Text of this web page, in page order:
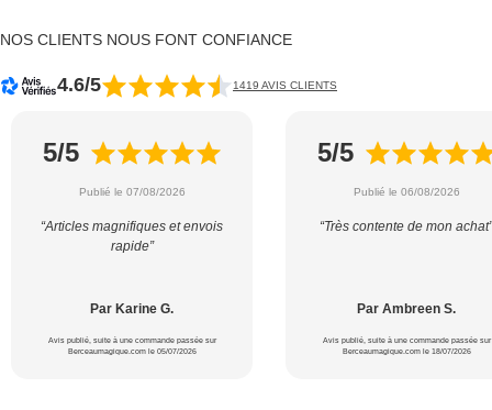
NOS CLIENTS NOUS FONT CONFIANCE
4.6/5 1419 AVIS CLIENTS
5/5
Publié le 07/08/2026
“Articles magnifiques et envois
rapide”
Par Karine G.
Avis publié, suite à une commande passée sur
Berceaumagique.com le 05/07/2026
5/5
Publié le 06/08/2026
“Très contente de mon achat”
Par Ambreen S.
Avis publié, suite à une commande passée sur
Berceaumagique.com le 18/07/2026